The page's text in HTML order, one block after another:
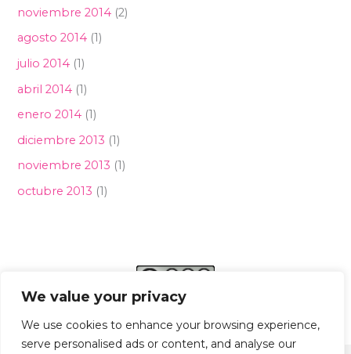
We value your privacy
We use cookies to enhance your browsing experience,
serve personalised ads or content, and analyse our
noviembre 2014 (2)
agosto 2014 (1)
julio 2014 (1)
abril 2014 (1)
enero 2014 (1)
diciembre 2013 (1)
noviembre 2013 (1)
octubre 2013 (1)